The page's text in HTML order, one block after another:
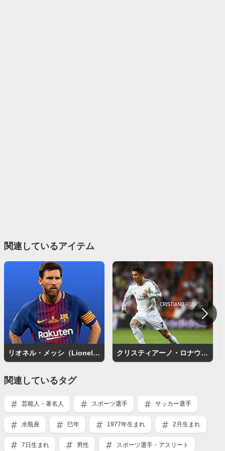
関連しているアイテム
リオネル・メッシ（Lionel Messi） クリスティアーノ・ロナウド（Cristiano Ronaldo）
関連しているタグ
芸能人・著名人 スポーツ選手 サッカー選手
水瓶座 巳年 1977年生まれ 2月生まれ
7日生まれ 男性
スポーツ選手・アスリート